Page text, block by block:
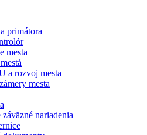
primátora
mesta
a rozvoj mesta
mesta
nariadenia